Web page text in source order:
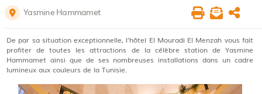
Yasmine Hammamet
De par sa situation exceptionnelle, l’hôtel El Mouradi El Menzah vous fait
profiter de toutes les attractions de la célèbre station de Yasmine
Hammamet ainsi que de ses nombreuses installations dans un cadre
lumineux aux couleurs de la Tunisie.